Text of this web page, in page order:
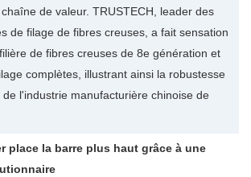
de valeur. TRUSTECH, leader des
de filage de fibres creuses, a fait sensation
de fibres creuses de 8e génération et
complètes, illustrant ainsi la robustesse
l'industrie manufacturière chinoise de
place la barre plus haut grâce à une